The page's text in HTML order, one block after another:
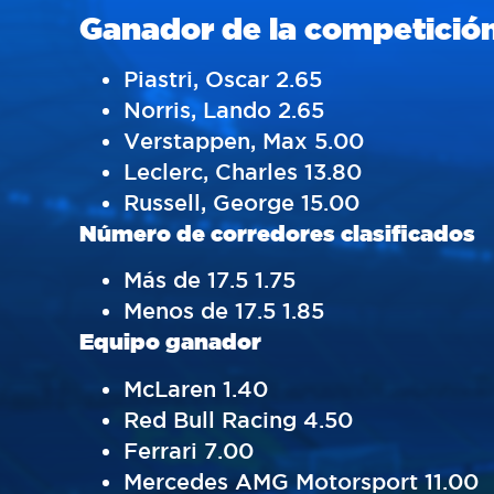
Ganador de la
Piastri, Oscar 2.65
Norris, Lando 2.65
Verstappen, Max 5.00
Leclerc, Charles 13.80
Russell, George 15.00
Número de corredores clasificados
Más de 17.5 1.75
Menos de 17.5 1.85
Equipo ganador
McLaren 1.40
Red Bull Racing 4.50
Ferrari 7.00
Mercedes AMG Motorsport 11.00